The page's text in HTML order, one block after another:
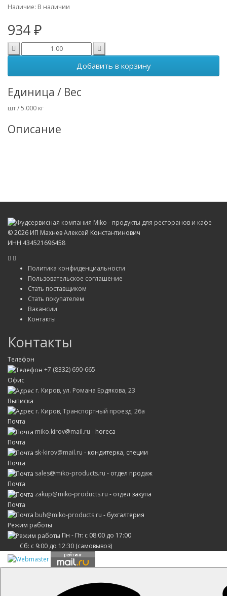
Наличие: В наличии
934 ₽
Добавить в корзину
Единица / Вес
шт / 5.000 кг
Описание
©2026 ИП Махнев Алексей Константинович
ИНН 434521696458
Политика конфиденциальности
Пользовательское соглашение
Стать поставщиком
Стать покупателем
Вакансии
Контакты
Контакты
Телефон
+7 (8332) 690-665
Офис
г. Киров, ул. Романа Ердякова, 23
Выписка
г. Киров, Транспортный проезд, 26а
Почта
miko.kirov@mail.ru - horeca
Почта
sk-kirov@mail.ru - кондитерка, специи
Почта
sales@miko-products.ru - отдел продаж
Почта
zakup@miko-products.ru - отдел закупа
Почта
buh@miko-products.ru - бухгалтерия
Режим работы
Пн - Пт: с 08:00 до 17:00
Сб: с 9:00 до 12:30 (самовывоз)